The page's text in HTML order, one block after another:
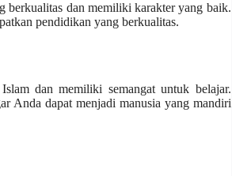
berkualitas dan memiliki karakter yang baik.
pendidikan yang berkualitas.
dan memiliki semangat untuk belajar.
Anda dapat menjadi manusia yang mandiri